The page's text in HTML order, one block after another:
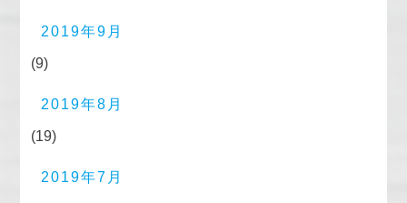
2019年9月
(9)
2019年8月
(19)
2019年7月